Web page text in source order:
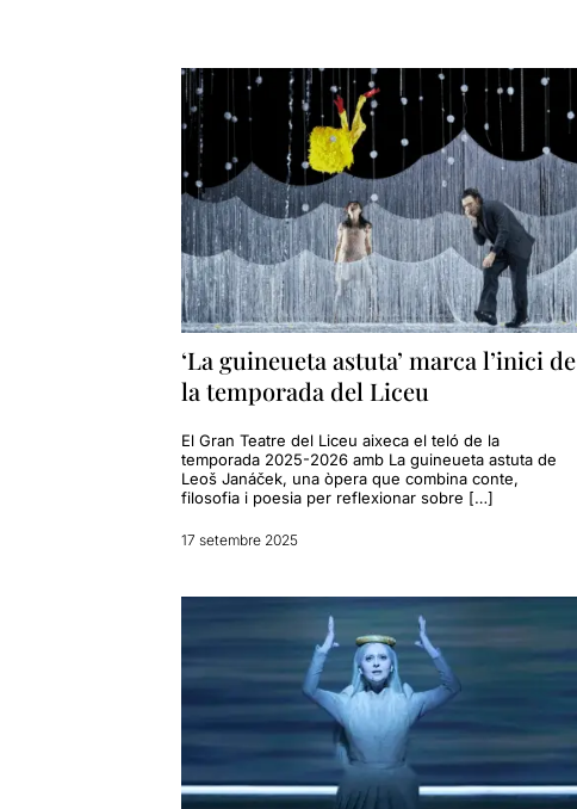
‘La guineueta astuta’ marca l’inici de
la temporada del Liceu
El Gran Teatre del Liceu aixeca el teló de la
temporada 2025-2026 amb La guineueta astuta de
Leoš Janáček, una òpera que combina conte,
filosofia i poesia per reflexionar sobre […]
17 setembre 2025